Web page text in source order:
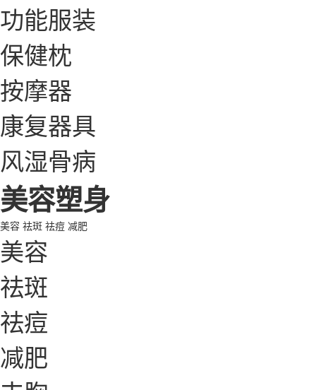
功能服装
保健枕
按摩器
康复器具
风湿骨病
美容塑身
美容 祛斑 祛痘 减肥
美容
祛斑
祛痘
减肥